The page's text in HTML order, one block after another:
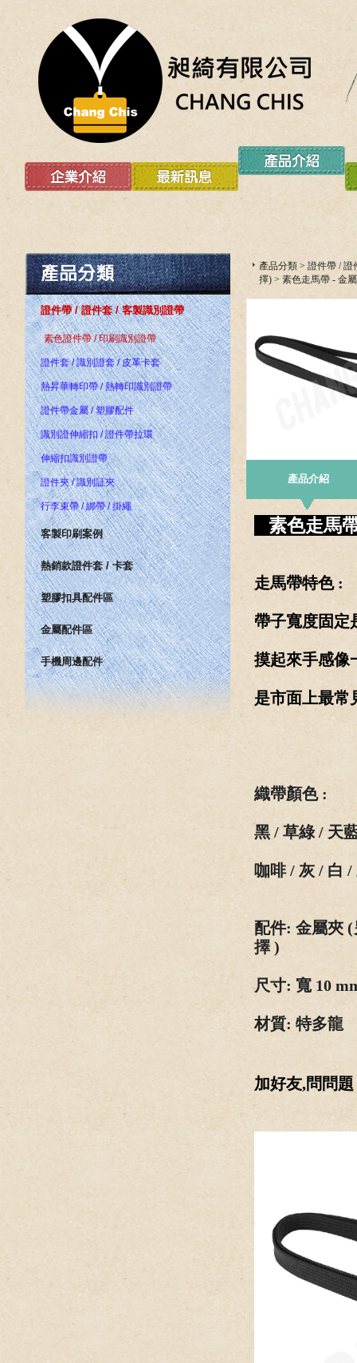
證件帶 / 證件套 / 客製識別證帶
素色證件帶 / 印刷識別證帶
證件套 / 識別證套 / 皮革卡套
熱昇華轉印帶 / 熱轉印識別證帶
證件帶金屬 / 塑膠配件
識別證伸縮扣 / 證件帶拉環
伸縮扣識別證帶
證件夾 / 識別証夾
行李束帶 / 綁帶 / 掛繩
客製印刷案例
熱銷款證件套 / 卡套
塑膠扣具配件區
金屬配件區
手機周邊配件
產品分類 > 證件帶 / 證
擇) > 素色走馬帶 - 金
產品介紹
素色走馬
走馬帶特色 :
帶子寬度固定
摸起來手感像
是市面上最常
織帶顏色 :
黑 / 草綠 / 天
咖啡 / 灰 / 白
配件: 金屬夾 (
擇 )
尺寸: 寬 10
材質: 特多龍
加好友,問問